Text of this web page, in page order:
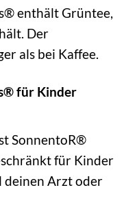
enthält Grüntee,
Der
als bei Kaffee.
für Kinder
SonnentoR®
für Kinder
deinen Arzt oder